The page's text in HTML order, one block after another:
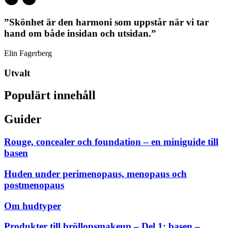
”Skönhet är den harmoni som uppstår när vi tar
hand om både insidan och utsidan.”
Elin Fagerberg
Utvalt
Populärt innehåll
Guider
Rouge, concealer och foundation – en miniguide till
basen
Huden under perimenopaus, menopaus och
postmenopaus
Om hudtyper